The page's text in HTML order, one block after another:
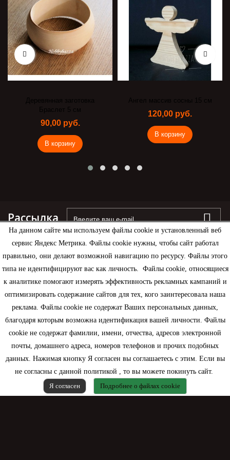
На данном сайте мы используем файлы cookie и установленный веб
сервис Яндекс Метрика. Файлы cookie нужны, чтобы сайт работал
правильно, они делают возможной навигацию по ресурсу. Файлы этого
типа не идентифицируют вас как личность. Файлы cookie, относящиеся
к аналитике помогают измерять эффективность рекламных кампаний и
оптимизировать содержание сайтов для тех, кого заинтересовала наша
реклама. Файлы cookie не содержат Ваших персональных данных,
благодаря которым возможна идентификация вашей личности. Файлы
cookie не содержат фамилии, имени, отчества, адресов электронной
почты, домашнего адреса, номеров телефонов и прочих подобных
данных. Нажимая кнопку Я согласен вы соглашаетесь с этим. Если вы
не согласны с данной политикой , то вы можете покинуть сайт.
Я согласен
Подробнее о файлах cookie
Деревянная заготовка
Браслет 5 см
90,00 руб.
В корзину
Ангел массив сосны 15 см
120,00 руб.
В корзину
Рассылка
Информация
Моя учетная запись
Контактная информация